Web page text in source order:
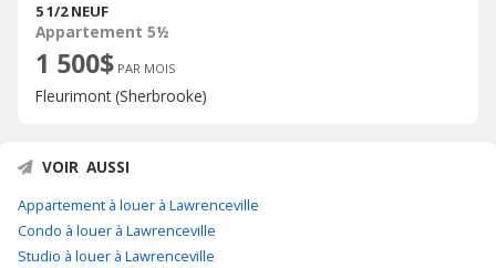
5 1/2 NEUF
Appartement 5½
1 500$ PAR MOIS
Fleurimont (Sherbrooke)
VOIR AUSSI
Appartement à louer à Lawrenceville
Condo à louer à Lawrenceville
Studio à louer à Lawrenceville